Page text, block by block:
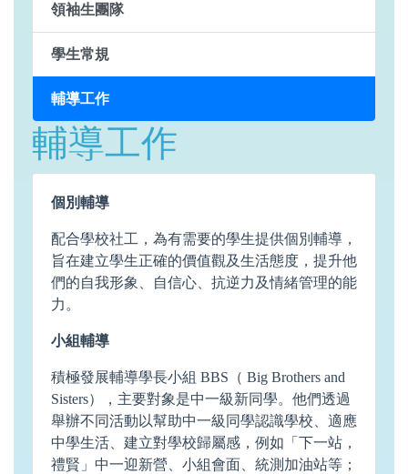
領袖生團隊
學生常規
輔導工作
輔導工作
個別輔導
配合學校社工，為有需要的學生提供個別輔導，
旨在建立學生正確的價值觀及生活態度，提升他
們的自我形象、自信心、抗逆力及情緒管理的能
力。
小組輔導
積極發展輔導學長小組 BBS（ Big Brothers and
Sisters），主要對象是中一級新同學。他們透過
舉辦不同活動以幫助中一級同學認識學校、適應
中學生活、建立對學校歸屬感，例如「下一站，
禮賢」中一迎新營、小組會面、統測加油站等；